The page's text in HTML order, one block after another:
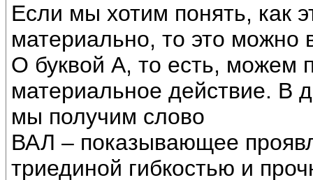
Если мы хотим понять, как
материально, то это можно
О буквой А, то есть, можем
материальное действие. В
мы получим слово
ВАЛ – показывающее
триединой гибкостью и